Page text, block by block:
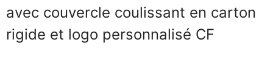
avec couvercle coulissant en carton
rigide et logo personnalisé CF